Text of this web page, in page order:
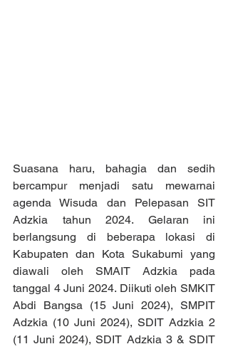
Suasana haru, bahagia dan sedih
bercampur menjadi satu mewarnai
agenda Wisuda dan Pelepasan SIT
Adzkia tahun 2024. Gelaran ini
berlangsung di beberapa lokasi di
Kabupaten dan Kota Sukabumi yang
diawali oleh SMAIT Adzkia pada
tanggal 4 Juni 2024. Diikuti oleh SMKIT
Abdi Bangsa (15 Juni 2024), SMPIT
Adzkia (10 Juni 2024), SDIT Adzkia 2
(11 Juni 2024), SDIT Adzkia 3 & SDIT